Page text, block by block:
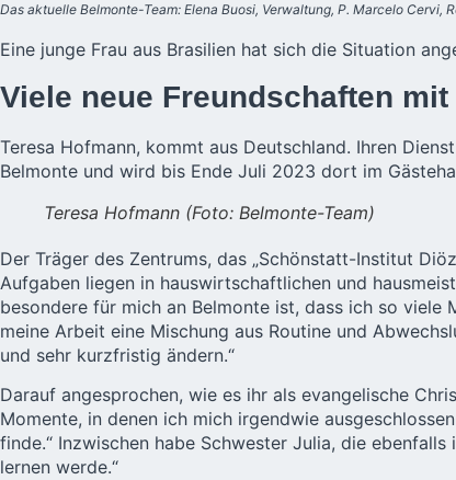
Das aktuelle Belmonte-Team: Elena Buosi, Verwaltung, P. Marcelo Cervi,
Eine junge Frau aus Brasilien hat sich die Situation
Viele neue Freundschaften
Teresa Hofmann, kommt aus Deutschland. Ihren
Belmonte und wird bis Ende Juli 2023 dort im
Teresa Hofmann (Foto: Belmonte-Team)
Der Träger des Zentrums, das „Schönstatt-Institut
Aufgaben liegen in hauswirtschaftlichen und
besondere für mich an Belmonte ist, dass ich so viele
meine Arbeit eine Mischung aus Routine und
und sehr kurzfristig ändern.“
Darauf angesprochen, wie es ihr als evangelische
Momente, in denen ich mich irgendwie
finde.“ Inzwischen habe Schwester Julia, die
lernen werde.“